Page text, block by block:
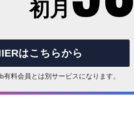
初月
はこちらから
料会員とは別サービスになります。